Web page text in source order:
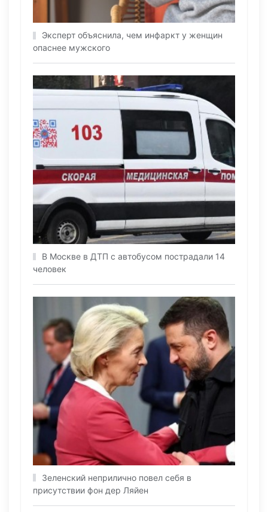
Эксперт объяснила, чем инфаркт у женщин
опаснее мужского
В Москве в ДТП с автобусом пострадали 14
человек
Зеленский неприлично повел cебя в
присутствии фон дер Ляйен